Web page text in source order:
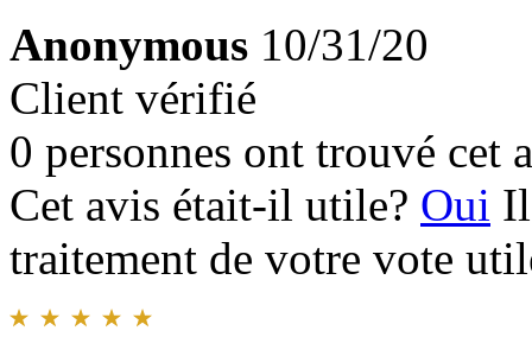
Anonymous 10/31/20
Client vérifié
0 personnes ont trouvé cet
Cet avis était-il utile? Oui
traitement de votre vote